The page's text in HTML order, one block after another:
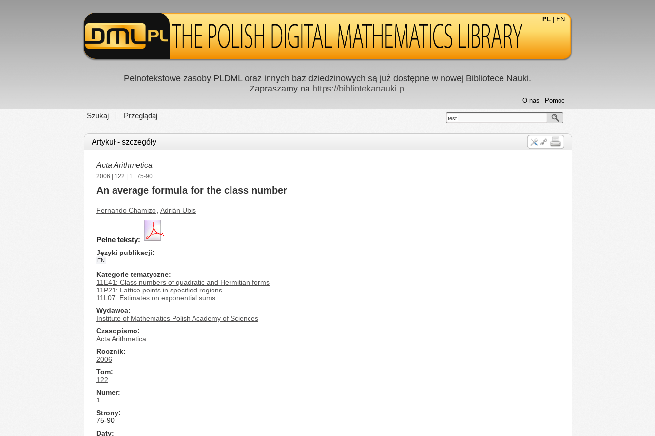
PL EN
Pełnotekstowe zasoby PLDML oraz innych baz dziedzinowych są już dostępne w nowej Bibliotece Nauki.
Zapraszamy na https://bibliotekanauki.pl
Szukaj Przeglądaj
Pomoc
O nas
test
Artykuł - szczegóły
Acta Arithmetica
2006 122 1 | 75-90
An average formula for the class number
Fernando Chamizo Adrián Ubis
Pełne teksty:
Języki publikacji
EN
Kategorie tematyczne
11E41: Class numbers of quadratic and Hermitian forms
11P21: Lattice points in specified regions
11L07: Estimates on exponential sums
Wydawca
Institute of Mathematics Polish Academy of Sciences
Czasopismo
Acta Arithmetica
Rocznik
2006
Tom
122
Numer
1
Strony
75-90
Daty